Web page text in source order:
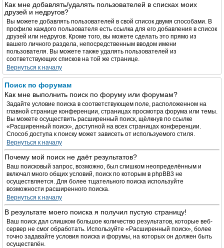
Как мне добавлять/удалять пользователей в списках моих
друзей и недругов?
Вы можете добавлять пользователей в свой список двумя способами. В
профиле каждого пользователя есть ссылка для его добавления в список
друзей или недругов. Кроме того, вы можете сделать это прямо из
вашего личного раздела, непосредственным вводом имени
пользователя. Вы можете также удалять пользователей из
соответствующих списков на той же странице.
Вернуться к началу
Поиск по форумам
Как мне выполнить поиск по форуму или форумам?
Задайте условие поиска в соответствующем поле, расположенном на
главной странице конференции, страницах просмотра форума или темы.
Вы можете осуществить расширенный поиск, щёлкнув по ссылке
«Расширенный поиск», доступной на всех страницах конференции.
Способ доступа к поиску может зависеть от используемого стиля.
Вернуться к началу
Почему мой поиск не даёт результатов?
Ваш поисковый запрос, возможно, был слишком неопределённым и
включал много общих условий, поиск по которым в phpBB3 не
осуществляется. Для более тщательного поиска используйте
возможности расширенного поиска.
Вернуться к началу
В результате моего поиска я получил пустую страницу!
Ваш поиск дал слишком большое количество результатов, которые веб-
сервер не смог обработать. Используйте «Расширенный поиск», более
точно задавайте условия поиска и форумы, на которых он должен быть
осуществлён.